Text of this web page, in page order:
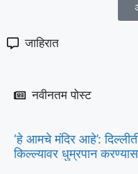
जाहिरात
नवीनतम पोस्ट
‘हे आमचे मंदिर आहे’:
किल्ल्यावर धुम्रपान